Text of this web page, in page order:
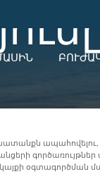
ապահովելու,
գործառույթներ
կայքի օգտագործման